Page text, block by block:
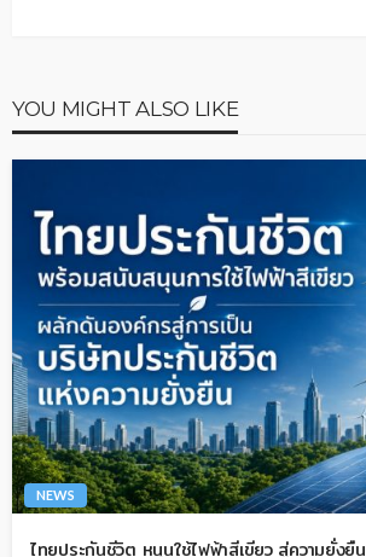
YOU MIGHT ALSO LIKE
NEWS
ไทยประกันชีวิต หนุนใช้ไฟฟ้าสีเขียว สู่ความยั่งยืน